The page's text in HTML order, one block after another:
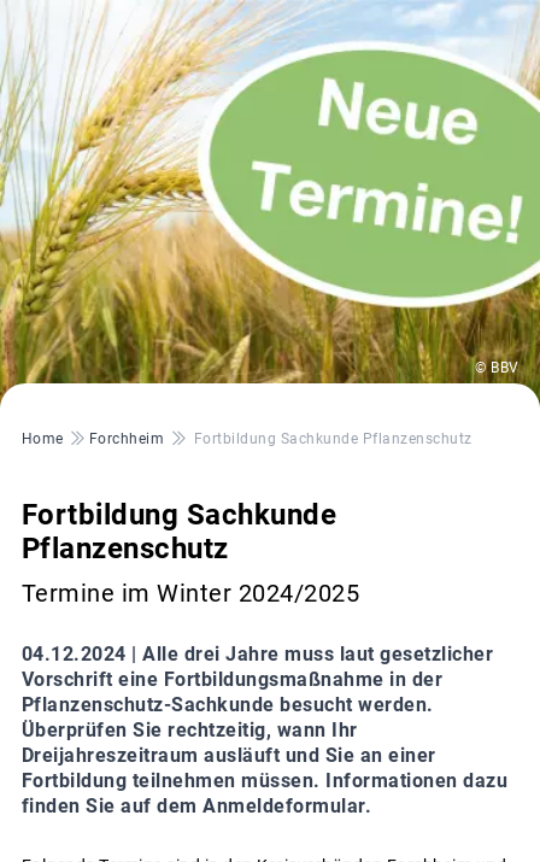
© BBV
Pfadnavigation
Home Forchheim Fortbildung Sachkunde Pflanzenschutz
Fortbildung Sachkunde
Pflanzenschutz
Termine im Winter 2024/2025
04.12.2024 | Alle drei Jahre muss laut gesetzlicher
Vorschrift eine Fortbildungsmaßnahme in der
Pflanzenschutz-Sachkunde besucht werden.
Überprüfen Sie rechtzeitig, wann Ihr
Dreijahreszeitraum ausläuft und Sie an einer
Fortbildung teilnehmen müssen. Informationen dazu
finden Sie auf dem Anmeldeformular.